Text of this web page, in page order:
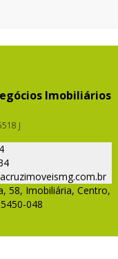
Imobiliários
J
58, Imobiliária, Centro,
048